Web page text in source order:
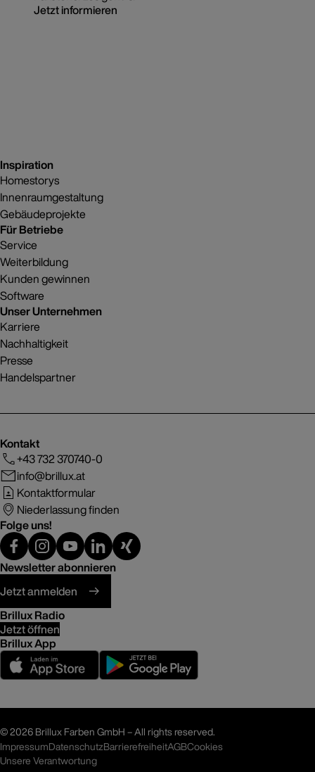
Jetzt informieren
Inspiration
Homestorys
Innenraumgestaltung
Gebäudeprojekte
Für Betriebe
Service
Weiterbildung
Kunden gewinnen
Software
Unser Unternehmen
Karriere
Nachhaltigkeit
Presse
Handelspartner
Kontakt
+43 732 370740-0
info@brillux.at
Kontaktformular
Niederlassung finden
Folge uns!
Newsletter abonnieren
Jetzt anmelden
Brillux Radio
Jetzt öffnen
Brillux App
©2026 Brillux Farben GmbH – All rights reserved.
ImpressumDatenschutzBarrierefreiheitAGBCookies
Unsere Verantwortung